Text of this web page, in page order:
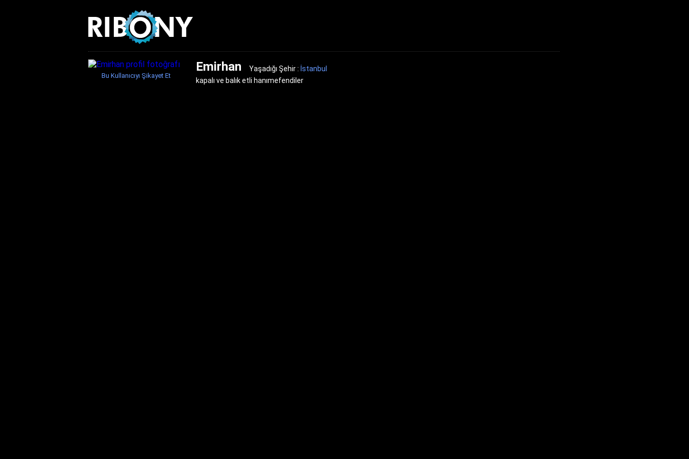
Bu Kullanıcıyı Şikayet Et
Emirhan Yaşadığı Şehir : İstanbul
kapalı ve balık etli hanımefendiler